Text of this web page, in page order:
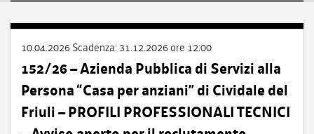
10.04.2026 Scadenza: 31.12.2026 ore 12:00
152/26 – Azienda Pubblica di Servizi alla
Persona “Casa per anziani” di Cividale del
Friuli – PROFILI PROFESSIONALI TECNICI